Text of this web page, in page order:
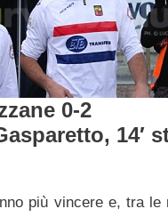
0-2
14′
più vincere e, tra le